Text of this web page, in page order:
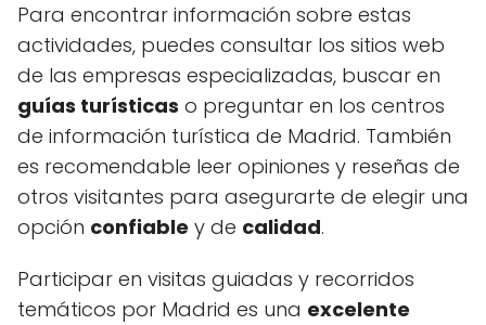
Para encontrar información sobre estas
actividades, puedes consultar los sitios web
de las empresas especializadas, buscar en
guías turísticas o preguntar en los centros
de información turística de Madrid. También
es recomendable leer opiniones y reseñas de
otros visitantes para asegurarte de elegir una
opción confiable y de calidad.
Participar en visitas guiadas y recorridos
temáticos por Madrid es una excelente